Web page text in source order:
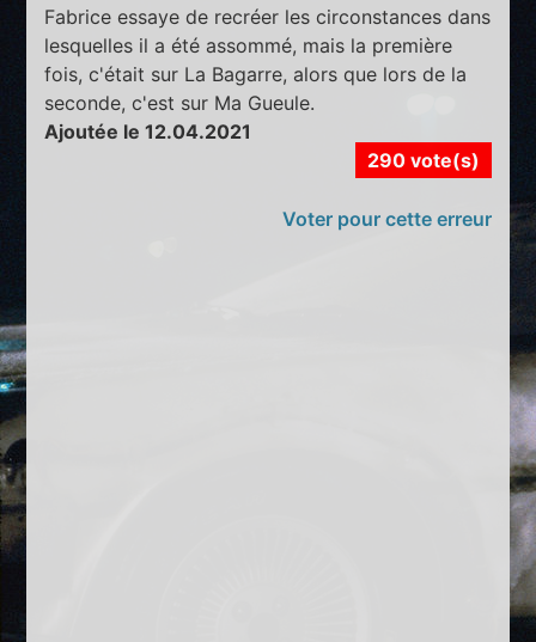
Fabrice essaye de recréer les circonstances dans
lesquelles il a été assommé, mais la première
fois, c'était sur La Bagarre, alors que lors de la
seconde, c'est sur Ma Gueule.
Ajoutée le 12.04.2021
290 vote(s)
Voter pour cette erreur